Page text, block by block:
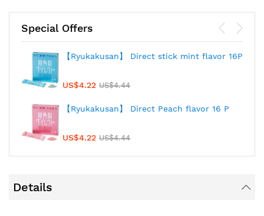
Special Offers
【Ryukakusan】 Direct stick mint flavor 16P
US$4.22 US$4.44
【Ryukakusan】 Direct Peach flavor 16 P
US$4.22 US$4.44
Details